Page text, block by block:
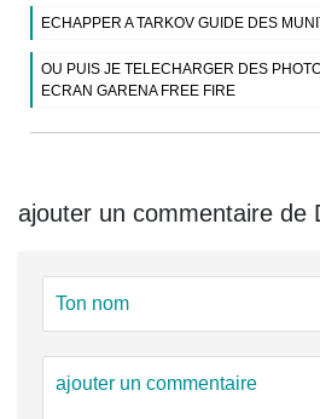
ECHAPPER A TARKOV GUIDE DES
OU PUIS JE TELECHARGER DES
ECRAN GARENA FREE FIRE
ajouter un commentaire de